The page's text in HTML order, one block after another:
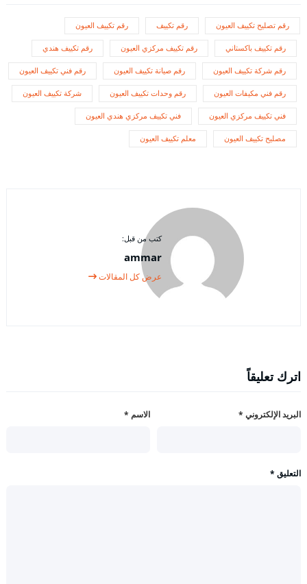
رقم تصليح تكييف العيون رقم تكييف رقم تكييف العيون
رقم تكييف باكستاني رقم تكييف مركزي العيون رقم تكييف هندي
رقم شركة تكييف العيون رقم صيانة تكييف العيون رقم فني تكييف العيون
رقم فني مكيفات العيون رقم وحدات تكييف العيون شركة تكييف العيون
فني تكييف مركزي العيون فني تكييف مركزي هندي العيون
مصليح تكييف العيون معلم تكييف العيون
كتب من قبل:
ammar
عرض كل المقالات
اترك تعليقاً
الاسم * البريد الإلكتروني *
التعليق *